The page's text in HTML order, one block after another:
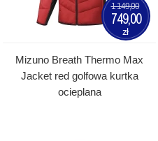
Mizuno Breath Thermo Max
Jacket red golfowa kurtka
ocieplana
1 149,00
749,00
zł